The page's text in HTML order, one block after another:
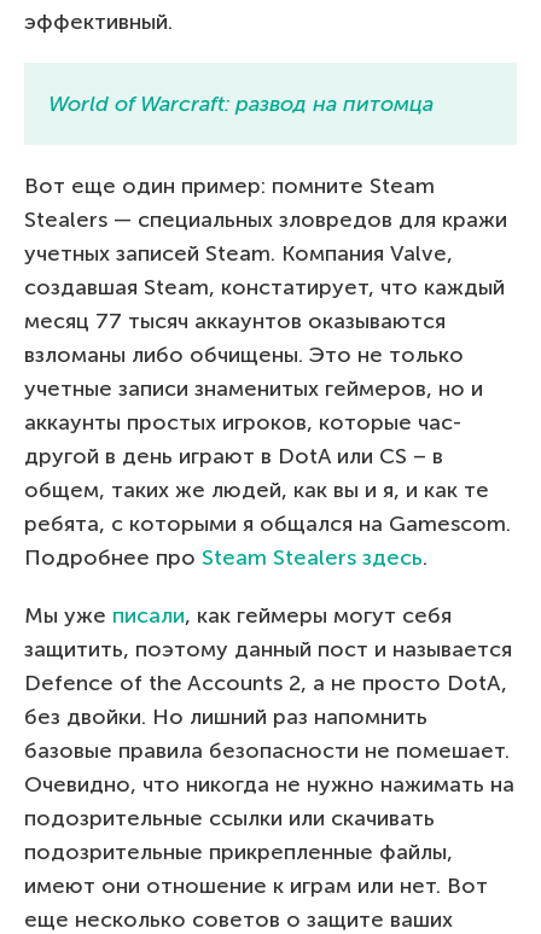
эффективный.
World of Warcraft: развод на питомца
Вот еще один пример: помните Steam
Stealers — специальных зловредов для кражи
учетных записей Steam. Компания Valve,
создавшая Steam, констатирует, что каждый
месяц 77 тысяч аккаунтов оказываются
взломаны либо обчищены. Это не только
учетные записи знаменитых геймеров, но и
аккаунты простых игроков, которые час-
другой в день играют в DotA или CS – в
общем, таких же людей, как вы и я, и как те
ребята, с которыми я общался на Gamescom.
Подробнее про Steam Stealers здесь.
Мы уже писали, как геймеры могут себя
защитить, поэтому данный пост и называется
Defence of the Accounts 2, а не просто DotA,
без двойки. Но лишний раз напомнить
базовые правила безопасности не помешает.
Очевидно, что никогда не нужно нажимать на
подозрительные ссылки или скачивать
подозрительные прикрепленные файлы,
имеют они отношение к играм или нет. Вот
еще несколько советов о защите ваших